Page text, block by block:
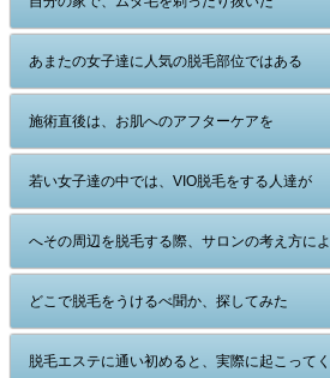
あまたの女子達に人気の脱毛部位ではある
施術直後は、お肌へのアフターケアを
若い女子達の中では、VIO脱毛をする人達が
へその周辺を脱毛する際、サロンの考え方によ
どこで脱毛をうけるべ聞か、探してみた
脱毛エステに通い初めると、実際に起こってく